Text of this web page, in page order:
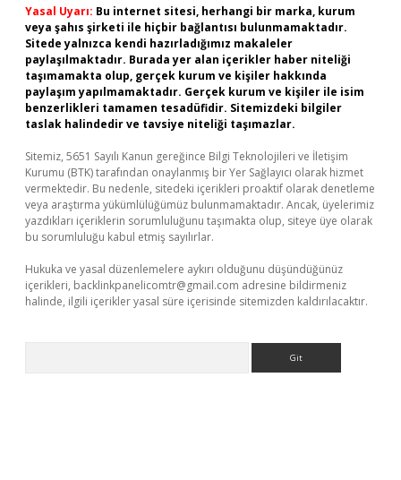
Yasal Uyarı: Bu internet sitesi, herhangi bir marka, kurum
veya şahıs şirketi ile hiçbir bağlantısı bulunmamaktadır.
Sitede yalnızca kendi hazırladığımız makaleler
paylaşılmaktadır. Burada yer alan içerikler haber niteliği
taşımamakta olup, gerçek kurum ve kişiler hakkında
paylaşım yapılmamaktadır. Gerçek kurum ve kişiler ile isim
benzerlikleri tamamen tesadüfidir. Sitemizdeki bilgiler
taslak halindedir ve tavsiye niteliği taşımazlar.
Sitemiz, 5651 Sayılı Kanun gereğince Bilgi Teknolojileri ve İletişim
Kurumu (BTK) tarafından onaylanmış bir Yer Sağlayıcı olarak hizmet
vermektedir. Bu nedenle, sitedeki içerikleri proaktif olarak denetleme
veya araştırma yükümlülüğümüz bulunmamaktadır. Ancak, üyelerimiz
yazdıkları içeriklerin sorumluluğunu taşımakta olup, siteye üye olarak
bu sorumluluğu kabul etmiş sayılırlar.
Hukuka ve yasal düzenlemelere aykırı olduğunu düşündüğünüz
içerikleri, backlinkpanelicomtr@gmail.com adresine bildirmeniz
halinde, ilgili içerikler yasal süre içerisinde sitemizden kaldırılacaktır.